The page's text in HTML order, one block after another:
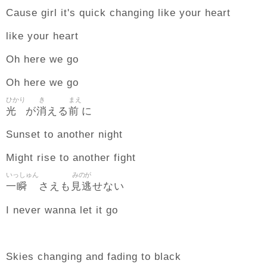
Cause girl it's quick changing like your heart
like your heart
Oh here we go
Oh here we go
光
ひかり
が消
き
える前
まえ
に
Sunset to another night
Might rise to another fight
一瞬
いっしゅん
さえも 見逃
みのが
せない
I never wanna let it go
Skies changing and fading to black